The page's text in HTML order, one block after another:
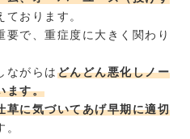
おります。
要で、重症度に大きく関わり
ながらは どんどん悪化しノー
ます。
草に気づいてあげ早期に適切
。